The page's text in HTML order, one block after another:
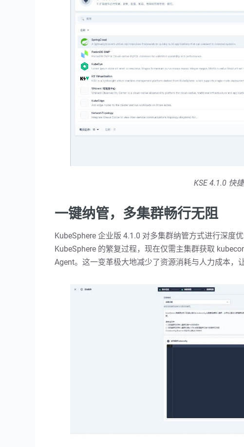
KSE 4.1.0 快
一键纳管，多集群畅行无阻
KubeSphere 企业版 4.1.0 对多集群纳管方式进行深度
KubeSphere 的繁复过程，现在仅需主集群获取
Agent。这一变革极大地减少了资源消耗与人力成本，